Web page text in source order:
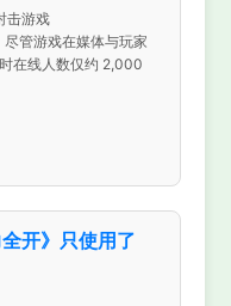
击游戏
尽管游戏在媒体与玩家
在线人数仅约 2,000
开》只使用了